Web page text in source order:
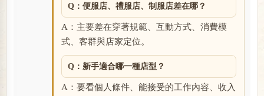
Q：便服店、禮服店、制服店差在哪？
A：主要差在穿著規範、互動方式、消費模
式、客群與店家定位。
Q：新手適合哪一種店型？
A：要看個人條件、能接受的工作內容、收入